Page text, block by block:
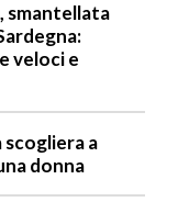
smantellata
veloci e
scogliera a
donna